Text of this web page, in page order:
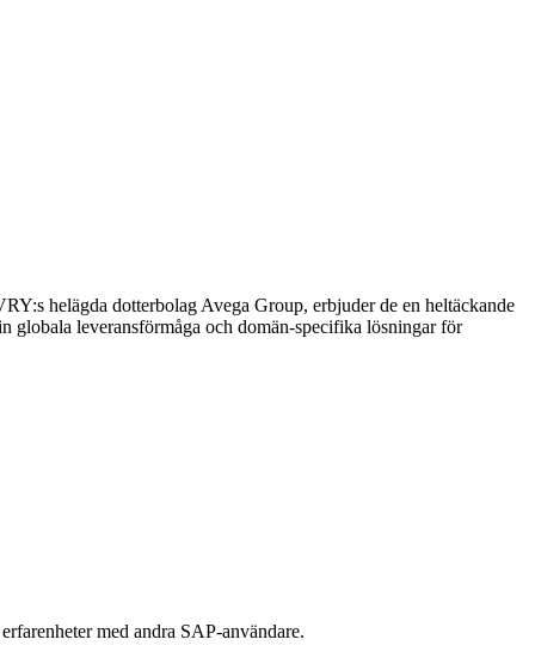
helägda dotterbolag Avega Group, erbjuder de en heltäckande
globala leveransförmåga och domän-specifika lösningar för
med andra SAP-användare.